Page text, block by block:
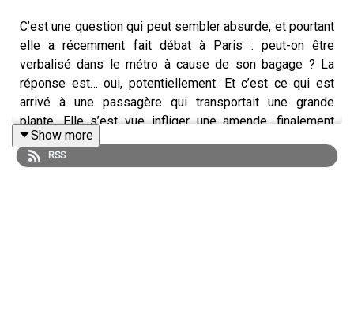
C’est une question qui peut sembler absurde, et pourtant
elle a récemment fait débat à Paris : peut-on être
verbalisé dans le métro à cause de son bagage ? La
réponse est… oui, potentiellement. Et c’est ce qui est
arrivé à une passagère qui transportait une grande
plante. Elle s’est vue infliger une amende, finalement
annulée, mais l’affaire a soulevé une question plus large :
quelles sont les règles officielles concernant les
Show more
RSS